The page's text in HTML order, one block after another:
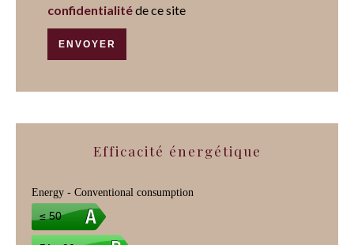
confidentialitéde ce site
ENVOYER
Efficacité énergétique